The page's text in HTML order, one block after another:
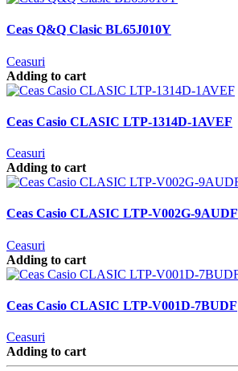
Ceas Q&Q Clasic BL65J010Y
Ceasuri
Adding to cart
Ceas Casio CLASIC LTP-1314D-1AVEF
Ceasuri
Adding to cart
Ceas Casio CLASIC LTP-V002G-9AUDF
Ceasuri
Adding to cart
Ceas Casio CLASIC LTP-V001D-7BUDF
Ceasuri
Adding to cart